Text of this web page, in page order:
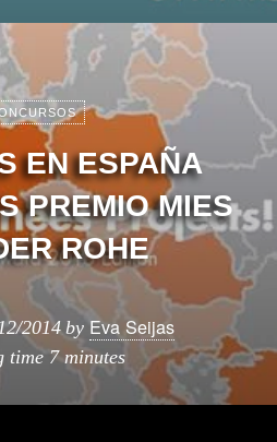
EN ESPAÑA
PREMIO MIES
ROHE
2014 byEva Seijas
time 7 minutes